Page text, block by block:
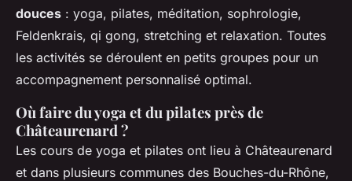
douces : yoga, pilates, méditation, sophrologie,
Feldenkrais, qi gong, stretching et relaxation. Toutes
les activités se déroulent en petits groupes pour un
accompagnement personnalisé optimal.
Où faire du yoga et du pilates près de
Châteaurenard ?
Les cours de yoga et pilates ont lieu à Châteaurenard
et dans plusieurs communes des Bouches-du-Rhône,